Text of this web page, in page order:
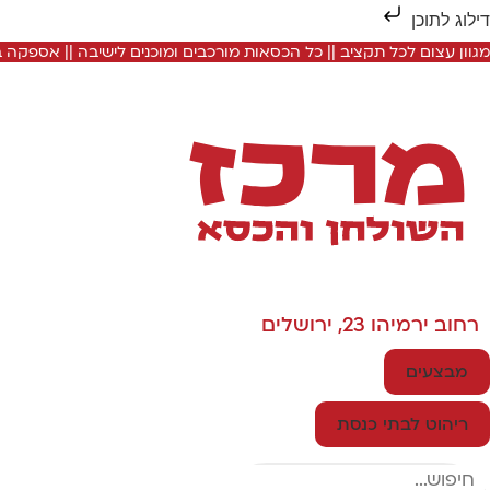
דילוג לתוכן
מגוון עצום לכל תקציב || כל הכסאות מורכבים ומוכנים לישיבה ||
רחוב ירמיהו 23, ירושלים
מבצעים
ריהוט לבתי כנסת
Search